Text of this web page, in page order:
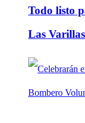
Todo listo
Las Varillas